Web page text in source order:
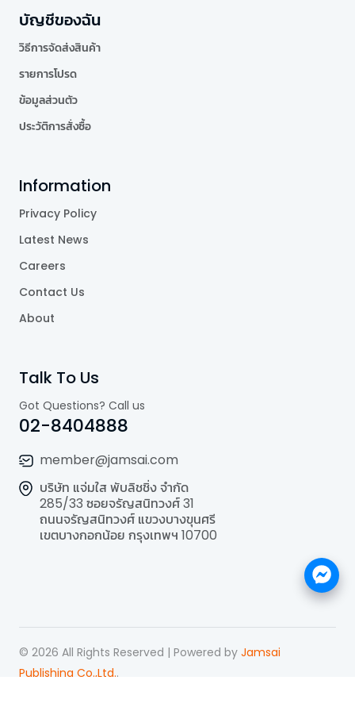
บัญชีของฉัน
วิธีการจัดส่งสินค้า
รายการโปรด
ข้อมูลส่วนตัว
ประวัติการสั่งซื้อ
Information
Privacy Policy
Latest News
Careers
Contact Us
About
Talk To Us
Got Questions? Call us
02-8404888
member@jamsai.com
บริษัท แจ่มใส พับลิชชิ่ง จำกัด
285/33 ซอยจรัญสนิทวงศ์ 31
ถนนจรัญสนิทวงศ์ แขวงบางขุนศรี
เขตบางกอกน้อย กรุงเทพฯ 10700
© 2026 All Rights Reserved | Powered by Jamsai
Publishing Co.,Ltd..